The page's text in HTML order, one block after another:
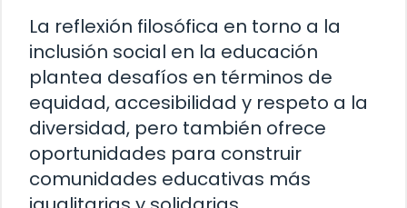
La reflexión filosófica en torno a la
inclusión social en la educación
plantea desafíos en términos de
equidad, accesibilidad y respeto a la
diversidad, pero también ofrece
oportunidades para construir
comunidades educativas más